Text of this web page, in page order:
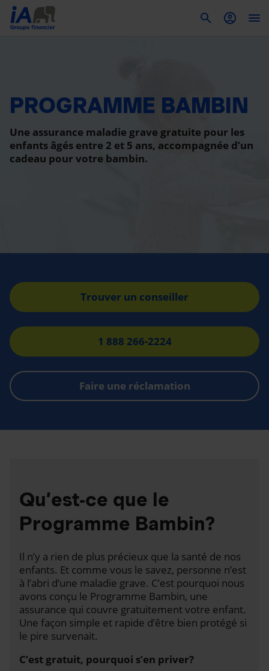
PROGRAMME BAMBIN
Une assurance maladie grave gratuite pour les
enfants âgés entre 2 et 5 ans, accompagnée d’un
cadeau pour votre bambin.
Trouver un conseiller
1 888 266-2224
Faire une réclamation
Qu’est-ce que le
Programme Bambin?
Il n’y a rien de plus précieux que la santé de nos
enfants. Et comme vous le savez, personne n’est
à l’abri d’une maladie grave. C’est pourquoi nous
avons conçu le Programme Bambin, une
assurance qui couvre gratuitement votre enfant.
Une façon simple et rapide d’être bien protégé si
le pire survenait.
C’est gratuit, pourquoi s’en priver?